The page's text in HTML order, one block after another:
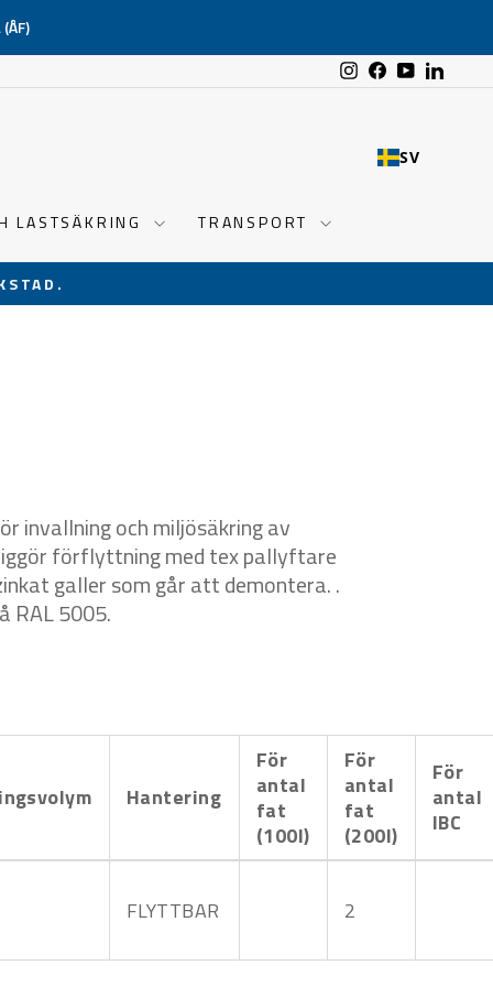
Instagram
Facebook
YouTube
SV
LASTSÄKRING TRANSPORT
invallning och miljösäkring av
förflyttning med tex pallyftare
galler som går att demontera. .
RAL 5005.
Hantering
För
antal
fat
(100l)
För
antal
fat
(200l)
För
antal
IBC
FLYTTBAR 2